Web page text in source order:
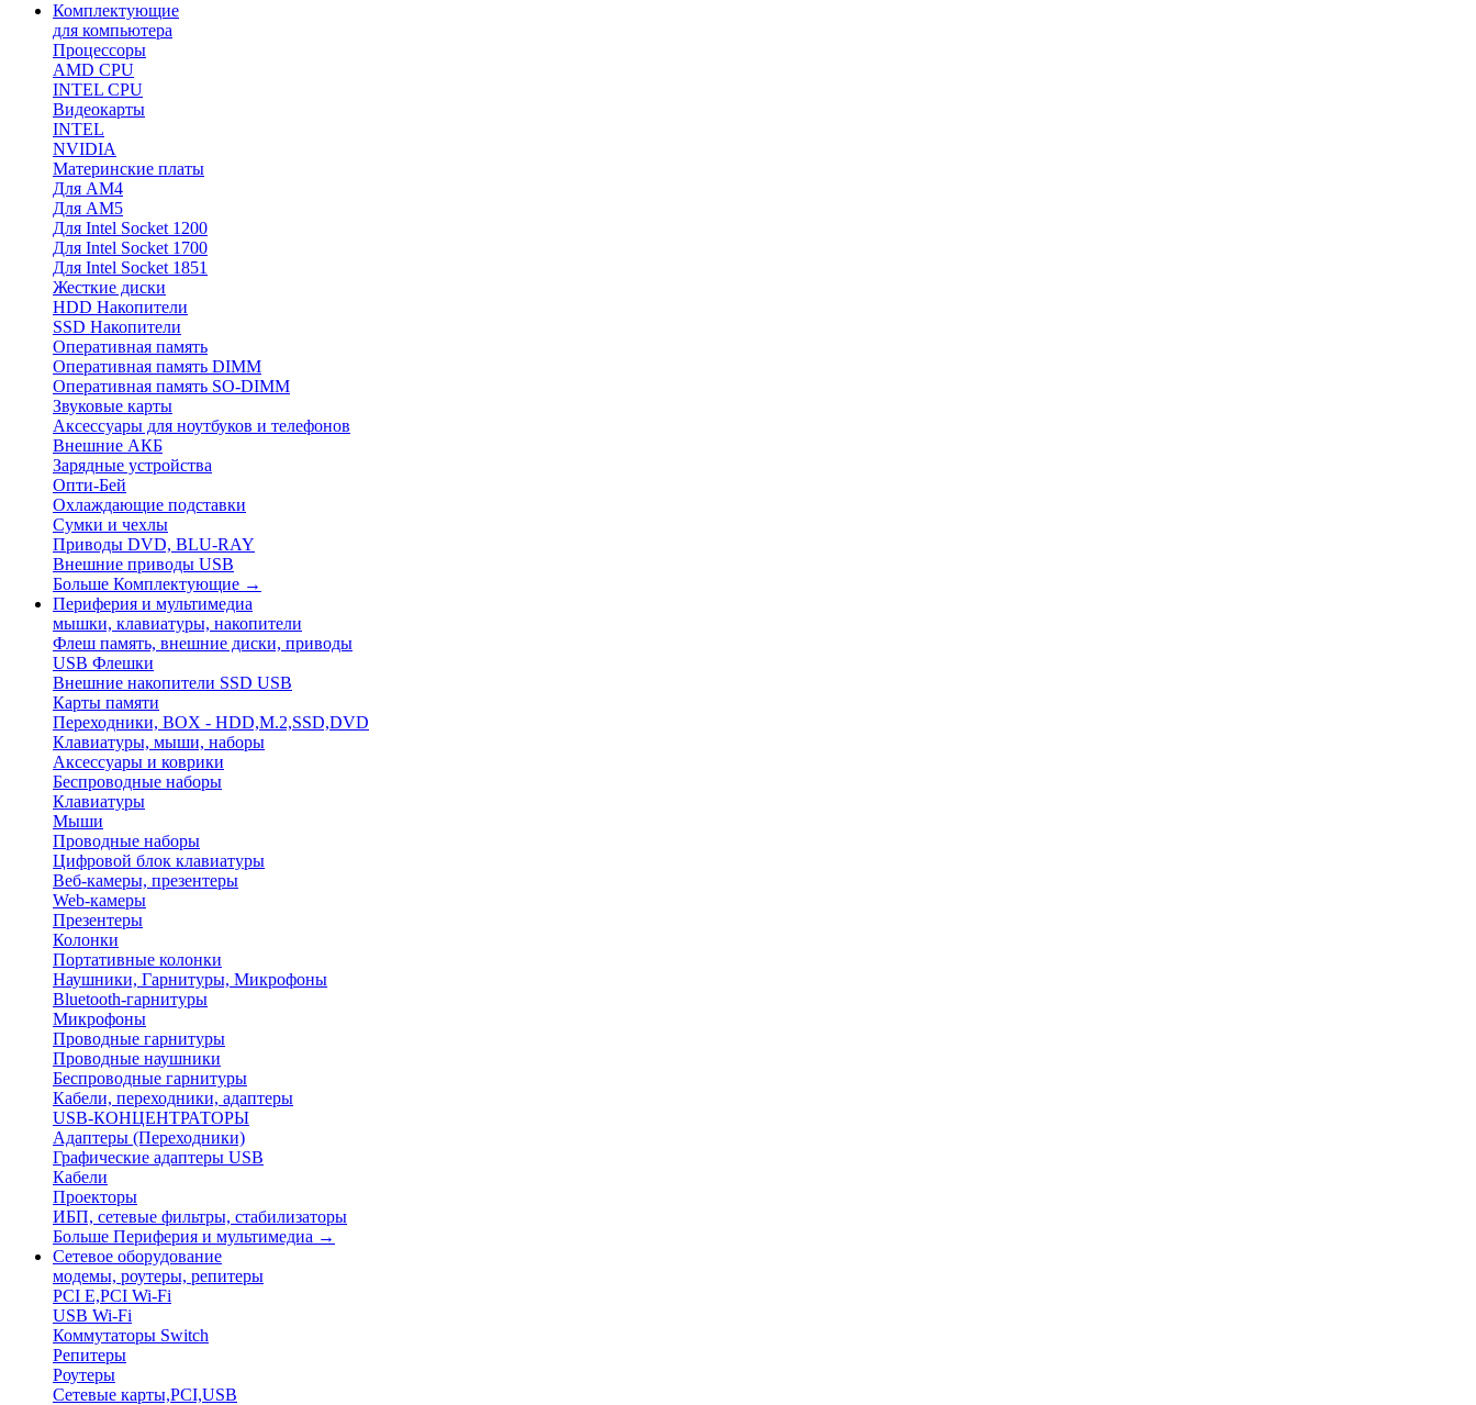
Комплектующие
для компьютера
Процессоры
AMD CPU
INTEL CPU
Видеокарты
INTEL
NVIDIA
Материнские платы
Для AM4
Для AM5
Для Intel Socket 1200
Для Intel Socket 1700
Для Intel Socket 1851
Жесткие диски
HDD Накопители
SSD Накопители
Оперативная память
Оперативная память DIMM
Оперативная память SO-DIMM
Звуковые карты
Аксессуары для ноутбуков и телефонов
Внешние АКБ
Зарядные устройства
Опти-Бей
Охлаждающие подставки
Сумки и чехлы
Приводы DVD, BLU-RAY
Внешние приводы USB
Больше Комплектующие →
Периферия и мультимедиа
мышки, клавиатуры, накопители
Флеш память, внешние диски, приводы
USB Флешки
Внешние накопители SSD USB
Карты памяти
Переходники, BOX - HDD,M.2,SSD,DVD
Клавиатуры, мыши, наборы
Аксессуары и коврики
Беспроводные наборы
Клавиатуры
Мыши
Проводные наборы
Цифровой блок клавиатуры
Веб-камеры, презентеры
Web-камеры
Презентеры
Колонки
Портативные колонки
Наушники, Гарнитуры, Микрофоны
Bluetooth-гарнитуры
Микрофоны
Проводные гарнитуры
Проводные наушники
Беспроводные гарнитуры
Кабели, переходники, адаптеры
USB-КОНЦЕНТРАТОРЫ
Адаптеры (Переходники)
Графические адаптеры USB
Кабели
Проекторы
ИБП, сетевые фильтры, стабилизаторы
Больше Периферия и мультимедиа →
Сетевое оборудование
модемы, роутеры, репитеры
PCI E,PCI Wi-Fi
USB Wi-Fi
Коммутаторы Switch
Репитеры
Роутеры
Сетевые карты,PCI,USB